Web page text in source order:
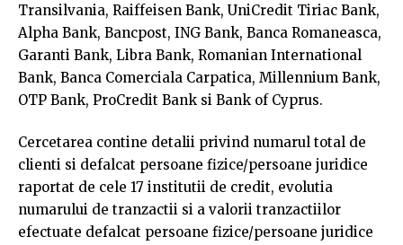
Transilvania, Raiffeisen Bank, UniCredit Tiriac Bank,
Alpha Bank, Bancpost, ING Bank, Banca Romaneasca,
Garanti Bank, Libra Bank, Romanian International
Bank, Banca Comerciala Carpatica, Millennium Bank,
OTP Bank, ProCredit Bank si Bank of Cyprus.
Cercetarea contine detalii privind numarul total de
clienti si defalcat persoane fizice/persoane juridice
raportat de cele 17 institutii de credit, evolutia
numarului de tranzactii si a valorii tranzactiilor
efectuate defalcat persoane fizice/persoane juridice